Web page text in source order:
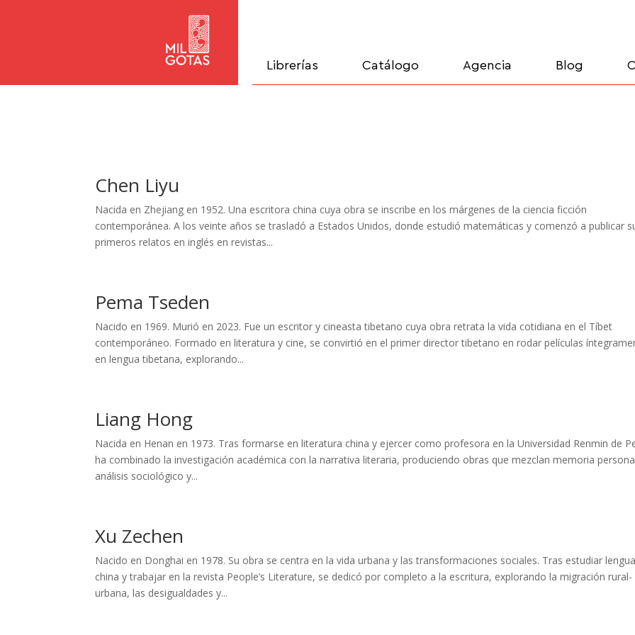
Librerías Catálogo Agencia Blog
Chen Liyu
Nacida en Zhejiang en 1952. Una escritora china cuya obra se inscribe en los márgenes de la ciencia ficción
contemporánea. A los veinte años se trasladó a Estados Unidos, donde estudió matemáticas y comenzó a publicar
primeros relatos en inglés en revistas...
Pema Tseden
Nacido en 1969. Murió en 2023. Fue un escritor y cineasta tibetano cuya obra retrata la vida cotidiana en el Tíbet
contemporáneo. Formado en literatura y cine, se convirtió en el primer director tibetano en rodar películas
en lengua tibetana, explorando...
Liang Hong
Nacida en Henan en 1973. Tras formarse en literatura china y ejercer como profesora en la Universidad Renmin de
ha combinado la investigación académica con la narrativa literaria, produciendo obras que mezclan memoria
análisis sociológico y...
Xu Zechen
Nacido en Donghai en 1978. Su obra se centra en la vida urbana y las transformaciones sociales. Tras estudiar lengua
china y trabajar en la revista People’s Literature, se dedicó por completo a la escritura, explorando la migración rural-
urbana, las desigualdades y...